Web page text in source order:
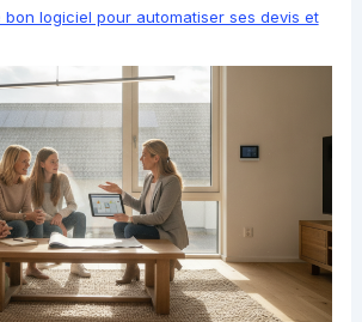
bon logiciel pour automatiser ses devis et